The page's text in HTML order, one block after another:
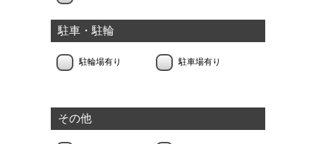
駐車・駐輪
駐輪場有り 駐車場有り
その他